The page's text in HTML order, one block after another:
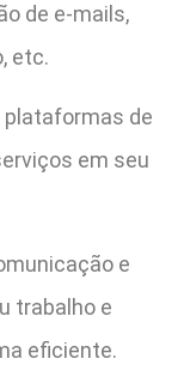
de e-mails,
etc.
plataformas de
em seu
e
trabalho e
eficiente.